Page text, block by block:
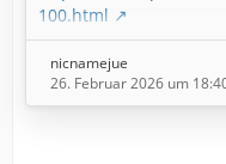
100.html
nicnamejue
26. Februar 2026 um